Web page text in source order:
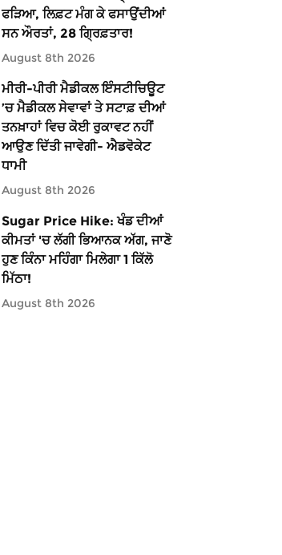
ਫੜਿਆ, ਲਿਫ਼ਟ ਮੰਗ ਕੇ ਫਸਾਉਂਦੀਆਂ
ਸਨ ਔਰਤਾਂ, 28 ਗ੍ਰਿਫ਼ਤਾਰ!
August 8th 2026
ਮੀਰੀ-ਪੀਰੀ ਮੈਡੀਕਲ ਇੰਸਟੀਚਿਊਟ
’ਚ ਮੈਡੀਕਲ ਸੇਵਾਵਾਂ ਤੇ ਸਟਾਫ਼ ਦੀਆਂ
ਤਨਖ਼ਾਹਾਂ ਵਿਚ ਕੋਈ ਰੁਕਾਵਟ ਨਹੀਂ
ਆਉਣ ਦਿੱਤੀ ਜਾਵੇਗੀ- ਐਡਵੋਕੇਟ
ਧਾਮੀ
August 8th 2026
Sugar Price Hike: ਖੰਡ ਦੀਆਂ
ਕੀਮਤਾਂ 'ਚ ਲੱਗੀ ਭਿਆਨਕ ਅੱਗ, ਜਾਣੋ
ਹੁਣ ਕਿੰਨਾ ਮਹਿੰਗਾ ਮਿਲੇਗਾ 1 ਕਿੱਲੋ
ਮਿੱਠਾ!
August 8th 2026